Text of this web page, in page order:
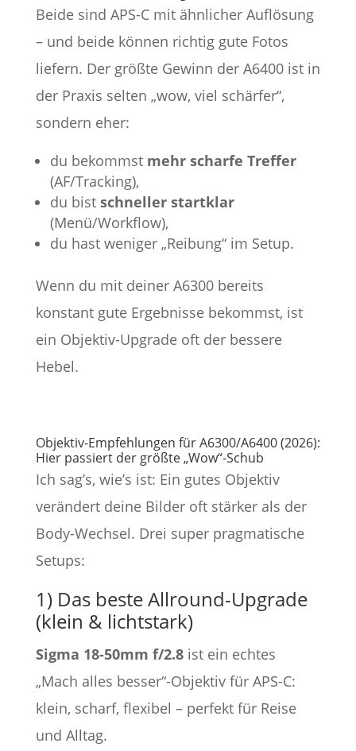
Beide sind APS-C mit ähnlicher Auflösung
– und beide können richtig gute Fotos
liefern. Der größte Gewinn der A6400 ist in
der Praxis selten „wow, viel schärfer“,
sondern eher:
du bekommst mehr scharfe Treffer
(AF/Tracking),
du bist schneller startklar
(Menü/Workflow),
du hast weniger „Reibung“ im Setup.
Wenn du mit deiner A6300 bereits
konstant gute Ergebnisse bekommst, ist
ein Objektiv-Upgrade oft der bessere
Hebel.
Objektiv-Empfehlungen für A6300/A6400 (2026):
Hier passiert der größte „Wow“-Schub
Ich sag’s, wie’s ist: Ein gutes Objektiv
verändert deine Bilder oft stärker als der
Body-Wechsel. Drei super pragmatische
Setups:
1) Das beste Allround-Upgrade
(klein & lichtstark)
Sigma 18-50mm f/2.8ist ein echtes
„Mach alles besser“-Objektiv für APS-C:
klein, scharf, flexibel – perfekt für Reise
und Alltag.